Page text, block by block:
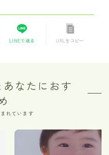
LINEで送る URLをコピー
なたにおす
れています